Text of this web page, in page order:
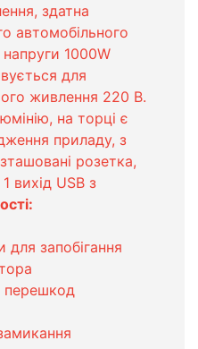
здатна
автомобільного
1000W
для
живлення 220 В.
на торці є
приладу, з
розетка,
вихід USB з
для запобігання
перешкод